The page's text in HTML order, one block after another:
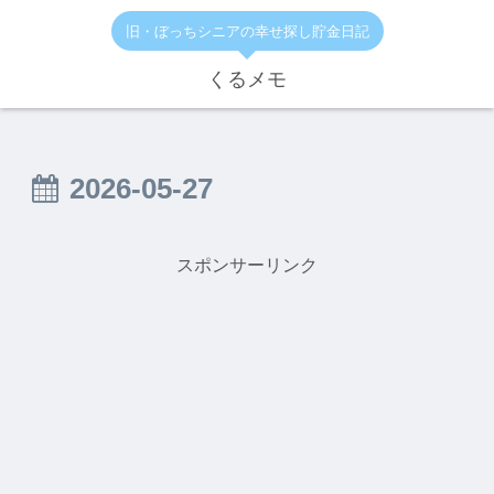
旧・ぼっちシニアの幸せ探し貯金日記
くるメモ
2026-05-27
スポンサーリンク